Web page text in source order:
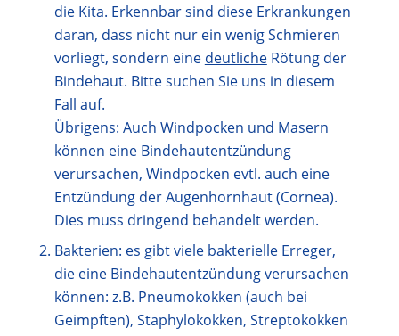
die Kita. Erkennbar sind diese Erkrankungen
daran, dass nicht nur ein wenig Schmieren
vorliegt, sondern eine deutlicheRötung der
Bindehaut. Bitte suchen Sie uns in diesem
Fall auf.
Übrigens: Auch Windpocken und Masern
können eine Bindehautentzündung
verursachen, Windpocken evtl. auch eine
Entzündung der Augenhornhaut (Cornea).
Dies muss dringend behandelt werden.
Bakterien: es gibt viele bakterielle Erreger,
die eine Bindehautentzündung verursachen
können: z.B. Pneumokokken (auch bei
Geimpften), Staphylokokken, Streptokokken